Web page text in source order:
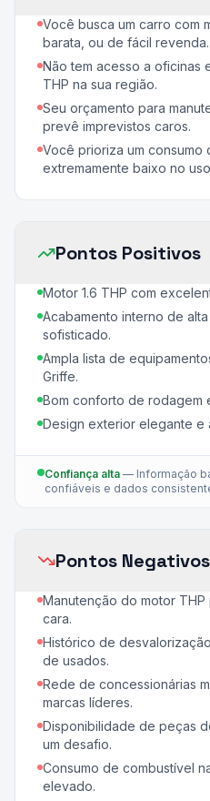
Você busca um carro com
barata, ou de fácil revenda.
Não tem acesso a oficinas
THP na sua região.
Seu orçamento para
prevê imprevistos caros.
Você prioriza um consumo
extremamente baixo no
Pontos Positivos
Motor 1.6 THP com
Acabamento interno de
sofisticado.
Ampla lista de
Griffe.
Bom conforto de rodagem
Design exterior elegante e
Confiança alta — Informação
confiáveis e dados
Pontos Negativos
Manutenção do motor
cara.
Histórico de
de usados.
Rede de concessionárias
marcas líderes.
Disponibilidade de peças
um desafio.
Consumo de combustível
elevado.